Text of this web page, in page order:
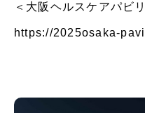
＜大阪ヘルスケアパビ
https://2025osaka-